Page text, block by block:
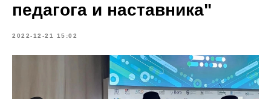
педагога и наставника"
2022-12-21 15:02